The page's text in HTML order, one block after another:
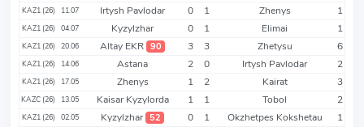
KAZ1 (26) 11.07 Irtysh Pavlodar 0 1 Zhenys 1
KAZ1 (26) 04.07 Kyzylzhar 0 1 Elimai 1
KAZ1 (26) 20.06 Altay EKR 90 3 3 Zhetysu 6
KAZ1 (26) 14.06 Astana 2 0 Irtysh Pavlodar 2
KAZ1 (26) 17.05 Zhenys 1 2 Kairat 3
KAZC (26) 13.05 Kaisar Kyzylorda 1 1 Tobol 2
KAZ1 (26) 02.05 Kyzylzhar 52 0 1 Okzhetpes Kokshetau 1